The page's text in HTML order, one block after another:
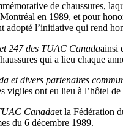
de chaussures,
en 1989, et pour
adopté l’initiative qui rend
247 des TUAC Canadaainsi
qui a lieu chaque
et divers partenaires
vigiles ont eu lieu à l’hôtel
Canadaet la Fédération
du 6 décembre 1989.